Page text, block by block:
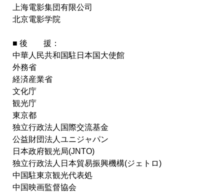
上海電影集団有限公司
北京電影学院
■ 後 援：
中華人民共和国駐日本国大使館
外務省
経済産業省
文化庁
観光庁
東京都
独立行政法人国際交流基金
公益財団法人ユニジャパン
日本政府観光局(JNTO)
独立行政法人日本貿易振興機構(ジェトロ)
中国駐東京観光代表処
中国映画監督協会